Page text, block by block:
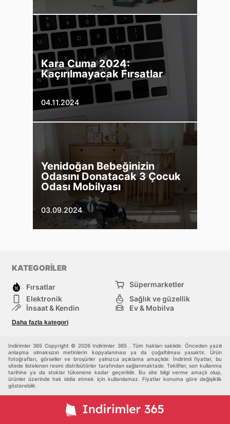
Kara Cuma 2024:
Kaçırılmayacak Fırsatlar
04.11.2024
Yenidoğan Bebeğinizin
Odasını Donatacak 3 Çocuk
Odası Mobilyası
03.09.2024
KATEGORİLER
Fırsatlar
Süpermarketler
Elektronik
Sağlık ve güzellik
İnşaat & Kendin
Ev & Mobilya
Bebekler ve çocuklar
Daha fazla kategori
Indirimler 365 Copyright © 2026 Indirimler 365 . Tüm hakları saklıdır. Önceden yazılı
anlaşma olmaksızın metinlerin kopyalanması ya da çoğaltılması yasaktır. Ürün
fotoğrafları, görseller ve broşürler yalnızca açıklama amaçlıdır. İndirimli fiyatlar, bu
sitede listelenen resmi distribütörler tarafından sağlanmaktadır. Teklifler, son kullanma
tarihine ya da stoklar tükenene kadar geçerlidir. Bu site bilgi verme amaçlı olup,
ürünler üzerinde hak iddia etmek için kullanılamaz. Fiyatlar konuma göre değişiklik
gösterebilir.